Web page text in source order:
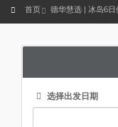
首页 德华慧选 | 冰岛6日
选择出发日期